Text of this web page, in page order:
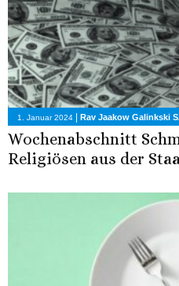
1. Januar 2024 Rav Jaakow Galinkski
Wochenabschnitt
Religiösen aus der